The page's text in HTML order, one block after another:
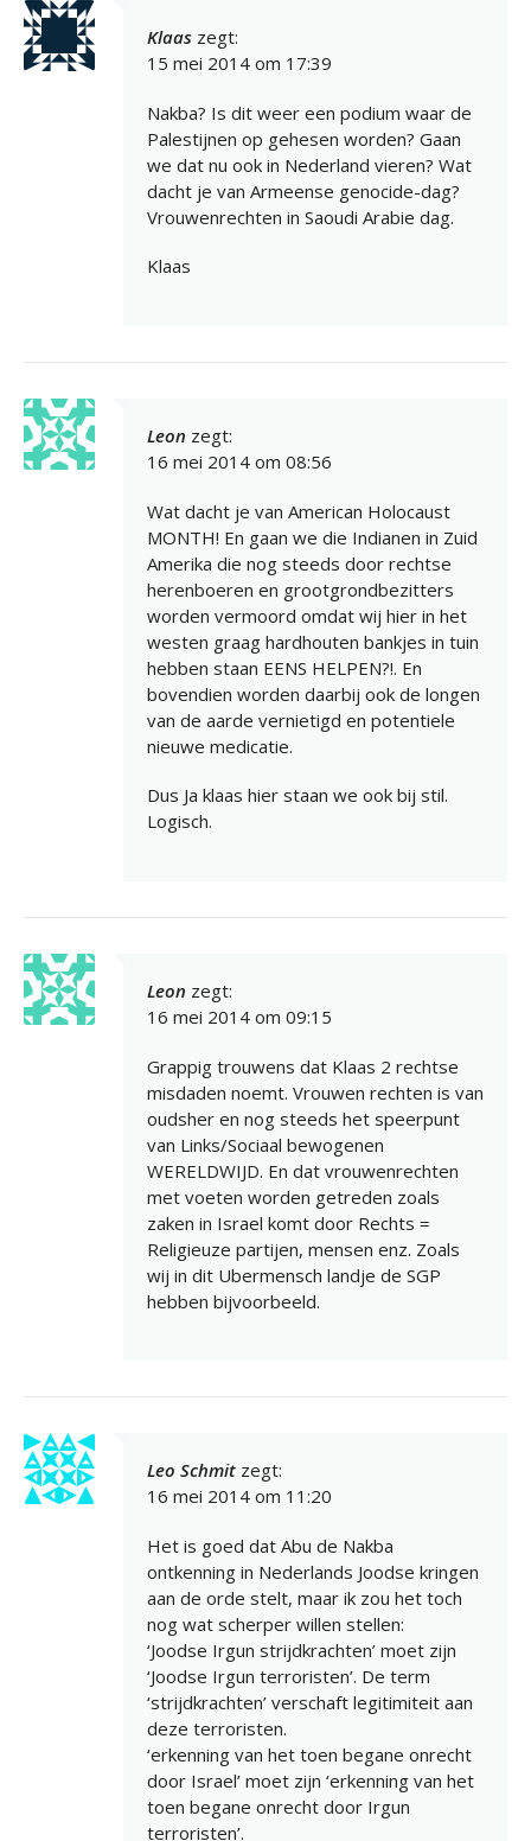
Klaas zegt:
15 mei 2014 om 17:39
Nakba? Is dit weer een podium waar de
Palestijnen op gehesen worden? Gaan
we dat nu ook in Nederland vieren? Wat
dacht je van Armeense genocide-dag?
Vrouwenrechten in Saoudi Arabie dag.
Klaas
Leon zegt:
16 mei 2014 om 08:56
Wat dacht je van American Holocaust
MONTH! En gaan we die Indianen in Zuid
Amerika die nog steeds door rechtse
herenboeren en grootgrondbezitters
worden vermoord omdat wij hier in het
westen graag hardhouten bankjes in tuin
hebben staan EENS HELPEN?!. En
bovendien worden daarbij ook de longen
van de aarde vernietigd en potentiele
nieuwe medicatie.
Dus Ja klaas hier staan we ook bij stil.
Logisch.
Leon zegt:
16 mei 2014 om 09:15
Grappig trouwens dat Klaas 2 rechtse
misdaden noemt. Vrouwen rechten is van
oudsher en nog steeds het speerpunt
van Links/Sociaal bewogenen
WERELDWIJD. En dat vrouwenrechten
met voeten worden getreden zoals
zaken in Israel komt door Rechts =
Religieuze partijen, mensen enz. Zoals
wij in dit Ubermensch landje de SGP
hebben bijvoorbeeld.
Leo Schmit zegt:
16 mei 2014 om 11:20
Het is goed dat Abu de Nakba
ontkenning in Nederlands Joodse kringen
aan de orde stelt, maar ik zou het toch
nog wat scherper willen stellen:
‘Joodse Irgun strijdkrachten’ moet zijn
‘Joodse Irgun terroristen’. De term
‘strijdkrachten’ verschaft legitimiteit aan
deze terroristen.
‘erkenning van het toen begane onrecht
door Israel’ moet zijn ‘erkenning van het
toen begane onrecht door Irgun
terroristen’.